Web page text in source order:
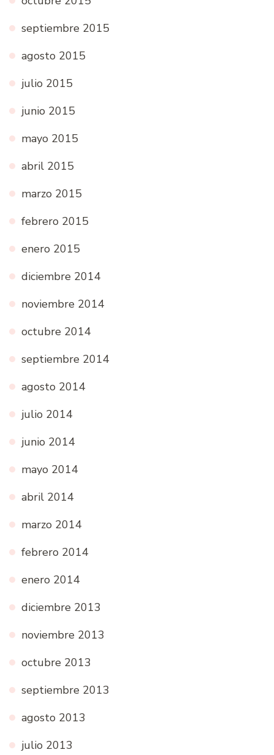
septiembre 2015
agosto 2015
julio 2015
junio 2015
mayo 2015
abril 2015
marzo 2015
febrero 2015
enero 2015
diciembre 2014
noviembre 2014
octubre 2014
septiembre 2014
agosto 2014
julio 2014
junio 2014
mayo 2014
abril 2014
marzo 2014
febrero 2014
enero 2014
diciembre 2013
noviembre 2013
octubre 2013
septiembre 2013
agosto 2013
julio 2013